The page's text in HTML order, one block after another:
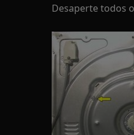
Desaperte todos